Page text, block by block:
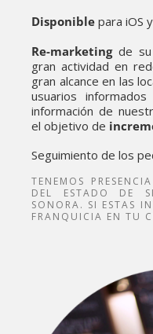
Disponible para iOS
Re-marketingde su
gran actividad en
gran alcance en las
usuarios
información de
el objetivo de
Seguimiento de los
TENEMOS
DEL ESTADO DE
SONORA. SI ESTAS
FRANQUICIA EN TU